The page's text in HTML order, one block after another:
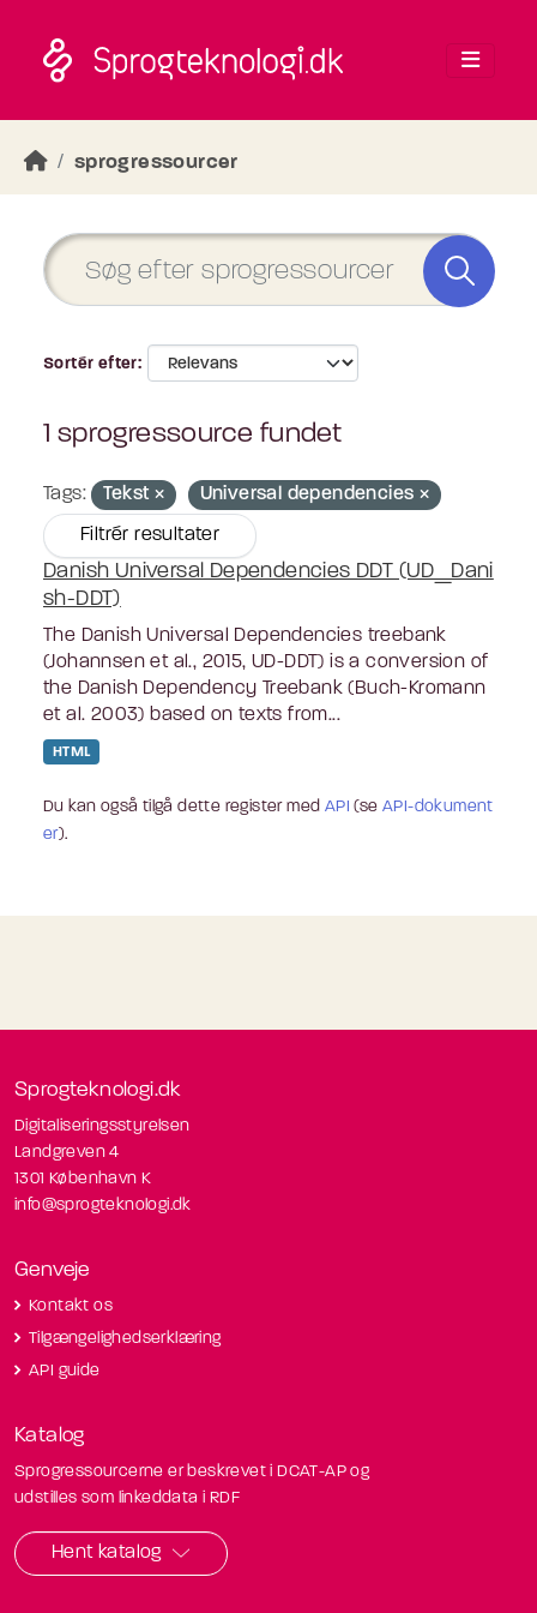
sprogressourcer
Sortér efter
1 sprogressource fundet
Tags: Tekst Universal dependencies
Filtrér resultater
Danish Universal Dependencies DDT (UD_Dani
sh-DDT)
The Danish Universal Dependencies treebank
(Johannsen et al., 2015, UD-DDT) is a conversion of
the Danish Dependency Treebank (Buch-Kromann
et al. 2003) based on texts from...
HTML
Du kan også tilgå dette register med API (seAPI-dokument
er).
Sprogteknologi.dk
Digitaliseringsstyrelsen
Landgreven 4
1301 København K
info@sprogteknologi.dk
Genveje
Kontakt os
Tilgængelighedserklæring
API guide
Katalog
Sprogressourcerne er beskrevet i DCAT-AP og
udstilles som linkeddata i RDF
Hent katalog